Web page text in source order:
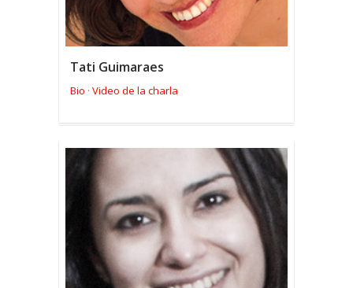
Tati Guimaraes
Bio · Video de la charla